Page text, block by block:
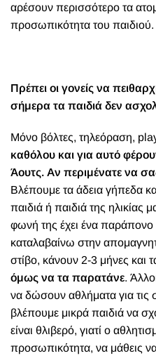
αρέσουν περισσότερο τα
προσωπικότητα του παιδιού.
Πρέπει οι γονείς να
σήμερα τα παιδιά δεν
Μόνο βόλτες, τηλεόραση,
καθόλου και για αυτό
Άουτς. Αν περιμένατε να
Βλέπουμε τα άδεια γήπεδα
παιδιά ή παιδιά της ηλικίας
φωνή της έχει ένα
καταλαβαίνω στην
στίβο, κάνουν 2-3 μήνες και
όμως να τα παρατάνε.
να δώσουν αθλήματα για τις
βλέπουμε μικρά παιδιά να
είναι θλιβερό, γιατί ο
προσωπικότητα, να μάθεις να